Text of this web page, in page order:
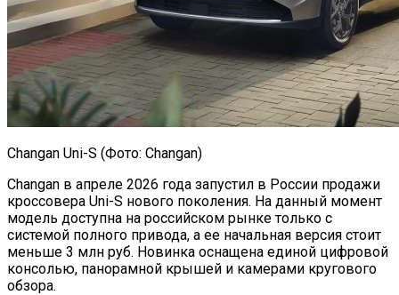
Changan Uni-S (Фото: Changan)
Changan в апреле 2026 года запустил в России продажи
кроссовера Uni-S нового поколения. На данный момент
модель доступна на российском рынке только с
системой полного привода, а ее начальная версия стоит
меньше 3 млн руб. Новинка оснащена единой цифровой
консолью, панорамной крышей и камерами кругового
обзора.